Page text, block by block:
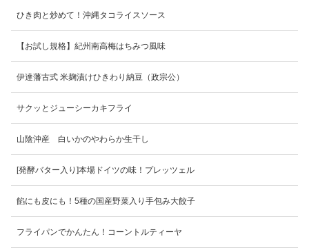
ひき肉と炒めて！沖縄タコライスソース
【お試し規格】紀州南高梅はちみつ風味
伊達藩古式 米麹漬けひきわり納豆（政宗公）
サクッとジューシーカキフライ
山陰沖産 白いかのやわらか生干し
[発酵バター入り]本場ドイツの味！プレッツェル
餡にも皮にも！5種の国産野菜入り手包み大餃子
フライパンでかんたん！コーントルティーヤ